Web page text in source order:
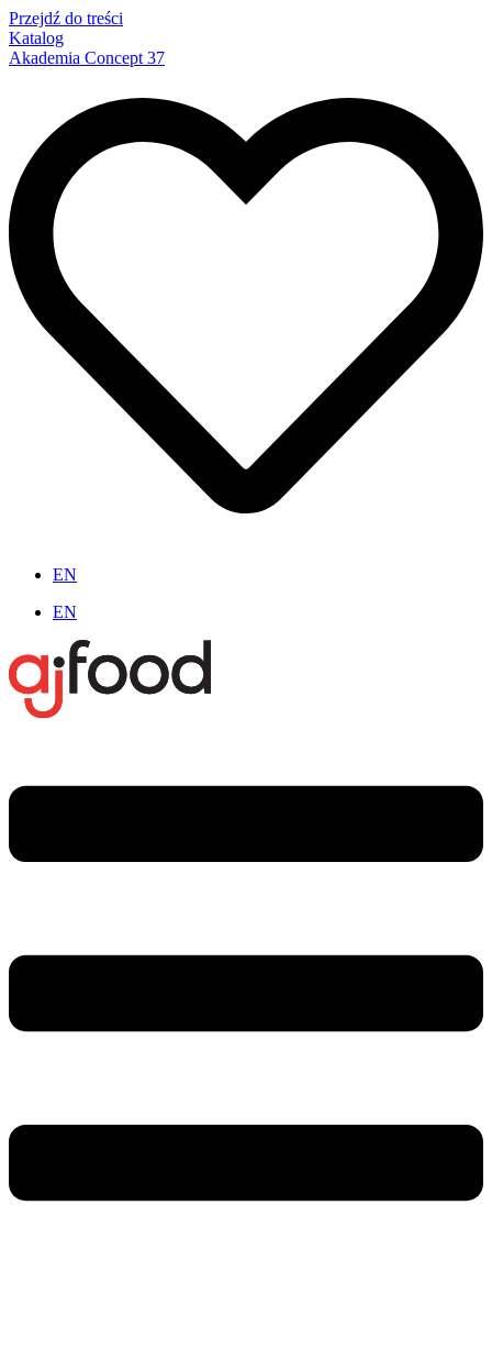
Przejdź do treści
Katalog
Akademia Concept 37
EN
EN